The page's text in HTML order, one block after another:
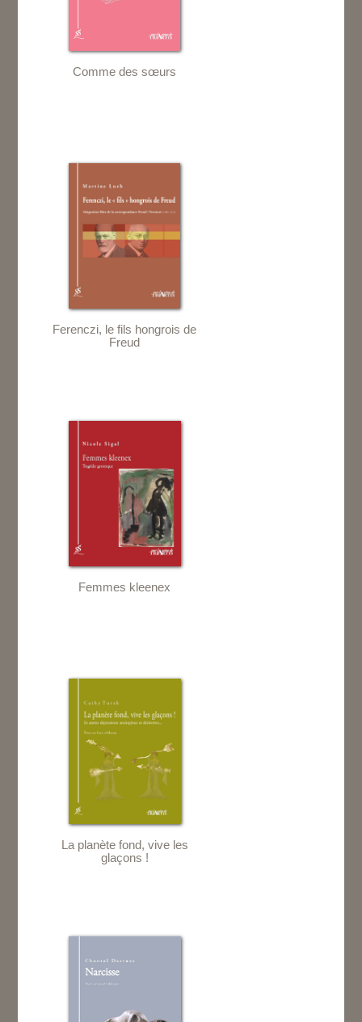
Comme des sœurs
Ferenczi, le fils hongrois de
Freud
Femmes kleenex
La planète fond, vive les
glaçons !